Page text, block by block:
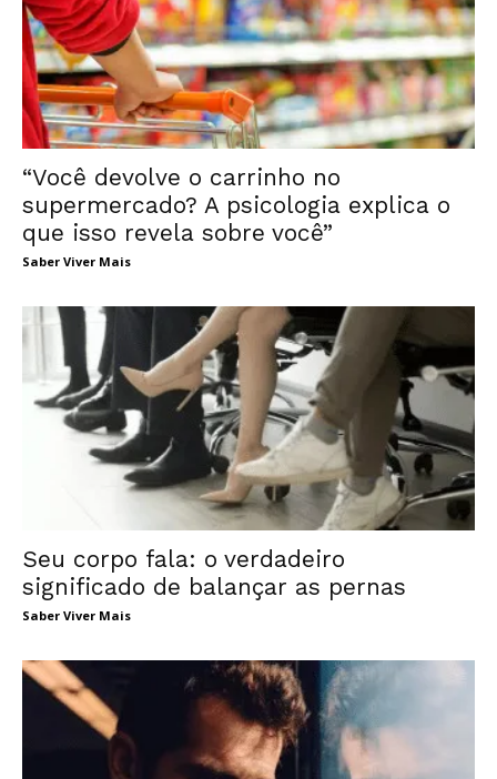
“Você devolve o carrinho no
supermercado? A psicologia explica o
que isso revela sobre você”
Saber Viver Mais
Seu corpo fala: o verdadeiro
significado de balançar as pernas
Saber Viver Mais